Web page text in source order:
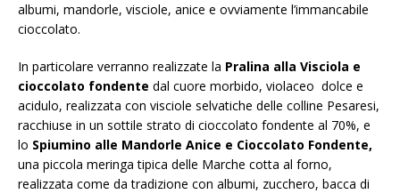
albumi, mandorle, visciole, anice e ovviamente l’immancabile
cioccolato.
In particolare verranno realizzate la Pralina alla Visciola e
cioccolato fondente dal cuore morbido, violaceo dolce e
acidulo, realizzata con visciole selvatiche delle colline Pesaresi,
racchiuse in un sottile strato di cioccolato fondente al 70%, e
lo Spiumino alle Mandorle Anice e Cioccolato Fondente,
una piccola meringa tipica delle Marche cotta al forno,
realizzata come da tradizione con albumi, zucchero, bacca di